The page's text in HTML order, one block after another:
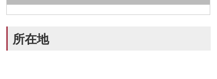
所在地